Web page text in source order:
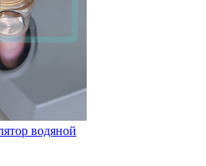
водяной